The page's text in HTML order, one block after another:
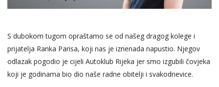
S dubokom tugom opraštamo se od našeg dragog kolege i
prijatelja Ranka Parisa, koji nas je iznenada napustio. Njegov
odlazak pogodio je cijeli Autoklub Rijeka jer smo izgubili čovjeka
koji je godinama bio dio naše radne obitelji i svakodnevice.